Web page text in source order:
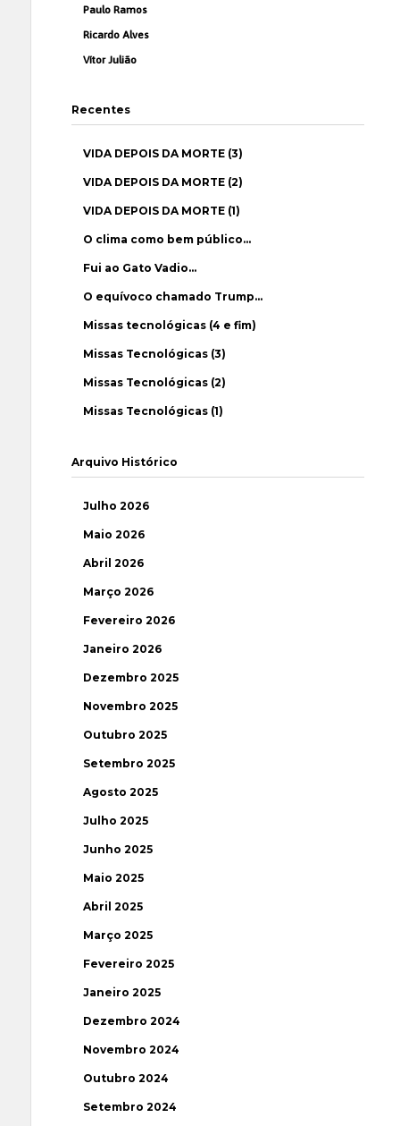
Paulo Ramos
Ricardo Alves
Vítor Julião
Recentes
VIDA DEPOIS DA MORTE (3)
VIDA DEPOIS DA MORTE (2)
VIDA DEPOIS DA MORTE (1)
O clima como bem público…
Fui ao Gato Vadio…
O equívoco chamado Trump…
Missas tecnológicas (4 e fim)
Missas Tecnológicas (3)
Missas Tecnológicas (2)
Missas Tecnológicas (1)
Arquivo Histórico
Julho 2026
Maio 2026
Abril 2026
Março 2026
Fevereiro 2026
Janeiro 2026
Dezembro 2025
Novembro 2025
Outubro 2025
Setembro 2025
Agosto 2025
Julho 2025
Junho 2025
Maio 2025
Abril 2025
Março 2025
Fevereiro 2025
Janeiro 2025
Dezembro 2024
Novembro 2024
Outubro 2024
Setembro 2024